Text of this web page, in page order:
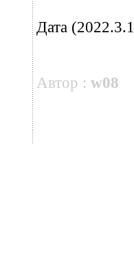
Дата
Автор : w08